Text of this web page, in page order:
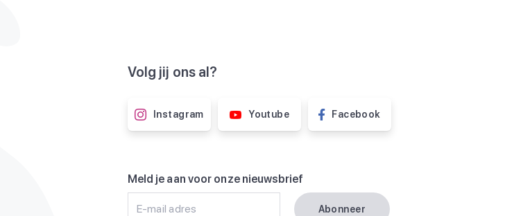
Volg jij ons al?
Instagram Youtube Facebook
Meld je aan voor onze nieuwsbrief
E-mail adres Abonneer